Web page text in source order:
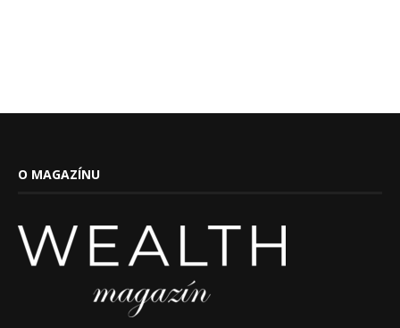
O MAGAZÍNU